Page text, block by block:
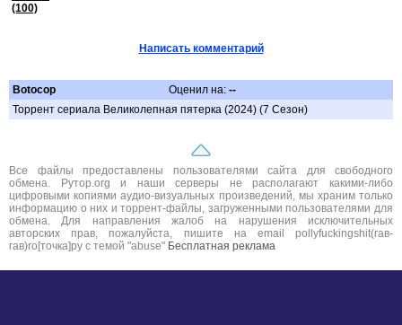
(100)
Написать комментарий
Botocop Оценил на: --
Торрент сериала Великолепная пятерка (2024) (7 Сезон)
Все файлы предоставлены пользователями сайта для свободного
обмена. Рутор.org и наши серверы не располагают какими-либо
цифровыми копиями аудио-визуальных произведений, мы храним только
информацию о них и торрент-файлы, загруженными пользователями для
обмена. Для направления жалоб на нарушения исключительных
авторских прав, пожалуйста, пишите на email pollyfuckingshit(гав-
гав)ro[точка]ру с темой "abuse" Бесплатная реклама